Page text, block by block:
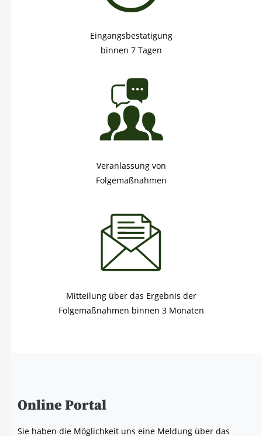
Eingangsbestätigung
binnen 7 Tagen
Veranlassung von
Folgemaßnahmen
Mitteilung über das Ergebnis der
Folgemaßnahmen binnen 3 Monaten
Online Por­tal
Sie haben die Mög­lich­keit uns eine Mel­dung über das